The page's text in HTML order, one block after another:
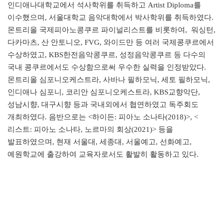
인디애나대학교에서 석사학위를 취득하고 Artist Diploma를
이수했으며, 서울대학교 음악대학에서 박사학위를 취득하였다.
몬트리올 국제피아노콩쿠르 파이널리스트를 비롯하여, 워싱턴,
다카마츠, 산 안토니오, FVG, 와이드만 등 여러 국제콩쿠르에서
수상하였고, KBS한전음악콩쿠르, 성정음악콩쿠르 등 다수의
국내 콩쿠르에서도 수상함으로써 우수한 실력을 인정받았다.
몬트리올 심포니오케스트라, 사바나 필하모닉, 세토 필하모닉,
인디애나 심포니, 코리안 심포니오케스트라, KBS교향악단,
성남시향, 대구시향 등과 국내외에서 협연하였고 독주회도
개최하였다. 음반으로는 <하이든: 피아노 소나타(2018)>, <
리스트: 피아노 소나타, 노르마의 회상(2021)> 등을
발표하였으며, 현재 서울대, 세종대, 서울예고, 선화예고,
예원학교에 출강하여 교육자로서도 활발히 활동하고 있다.